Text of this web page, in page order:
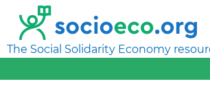
The Social Solidarity Economy